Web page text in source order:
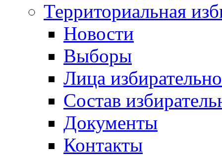
Территориальная
Новости
Выборы
Лица
Состав
Документы
Контакты